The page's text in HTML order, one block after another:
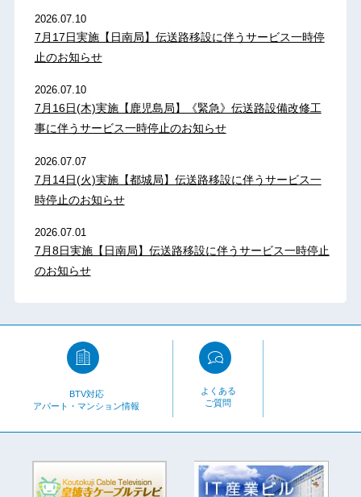
2026.07.10
7月17日実施【日南局】伝送路移設に伴うサービス一時停
止のお知らせ
2026.07.10
7月16日(木)実施【鹿児島局】《緊急》伝送路設備改修工
事に伴うサービス一時停止のお知らせ
2026.07.07
7月14日(火)実施【都城局】伝送路移設に伴うサービス一
時停止のお知らせ
2026.07.01
7月8日実施【日南局】伝送路移設に伴うサービス一時停止
のお知らせ
BTV対応
アパート・マンション情報
よくある
ご質問